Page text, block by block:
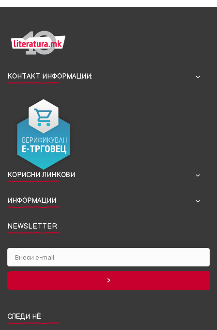
КОНТАКТ ИНФОРМАЦИИ:
КОРИСНИ ЛИНКОВИ
ИНФОРМАЦИИ
NEWSLETTER
СЛЕДИ НЀ